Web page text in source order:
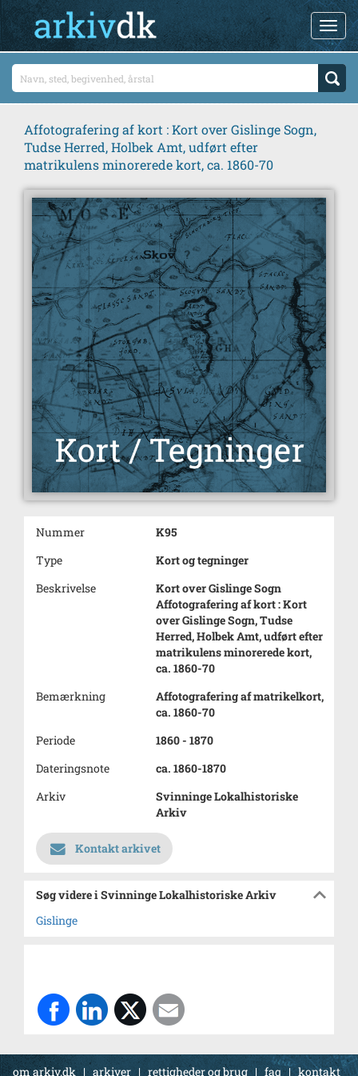
Affotografering af kort : Kort over Gislinge Sogn,
Tudse Herred, Holbek Amt, udført efter
matrikulens minorerede kort, ca. 1860-70
Nummer
K95
Type
Kort og tegninger
Beskrivelse
Kort over Gislinge Sogn
Affotografering af kort : Kort
over Gislinge Sogn, Tudse
Herred, Holbek Amt, udført efter
matrikulens minorerede kort,
ca. 1860-70
Bemærkning
Affotografering af matrikelkort,
ca. 1860-70
Periode
1860 - 1870
Dateringsnote
ca. 1860-1870
Arkiv
Svinninge Lokalhistoriske
Arkiv
Kontakt arkivet
Søg videre i Svinninge Lokalhistoriske Arkiv
Gislinge
om arkiv.dk | arkiver | rettigheder og brug | faq | kontakt